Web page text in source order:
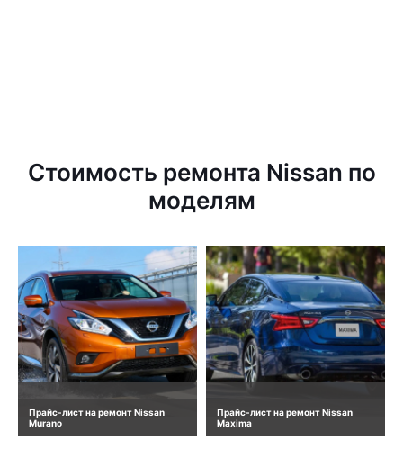
Стоимость ремонта Nissan по
моделям
Прайс-лист на ремонт Nissan
Murano
Прайс-лист на ремонт Nissan
Maxima